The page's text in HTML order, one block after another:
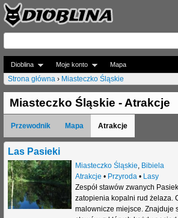
Jump to navigation
Dioblina Moje konto Mapa
J
e
s
t
e
ś
t
Strona główna › Miasteczko Śląskie
Miasteczko Śląskie - Atrakcje
Przewodnik Mapa Atrakcje
Las Pasieki
Miasteczko Śląskie Bibiela
Atrakcje • Przyroda • Lasy
Zespół stawów zwanych
zatopienia kopalni rud żelaza.
malownicze miejsce. Znajduje